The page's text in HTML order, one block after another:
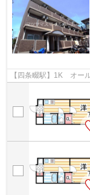
【四条畷駅】1K オー